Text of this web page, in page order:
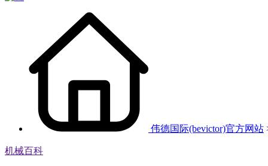
伟德国际(bevictor)官方网站
机械百科